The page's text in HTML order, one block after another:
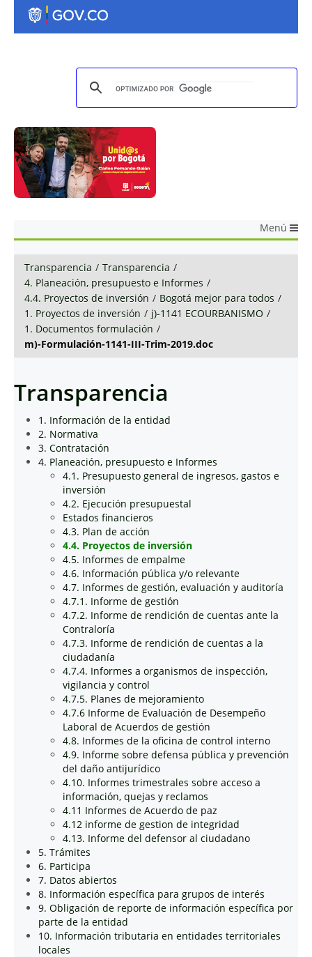
Menú
Transparencia / Transparencia /
4. Planeación, presupuesto e Informes /
4.4. Proyectos de inversión / Bogotá mejor para todos /
1. Proyectos de inversión / j)-1141 ECOURBANISMO /
1. Documentos formulación /
m)-Formulación-1141-III-Trim-2019.doc
Transparencia
1. Información de la entidad
2. Normativa
3. Contratación
4. Planeación, presupuesto e Informes
4.1. Presupuesto general de ingresos, gastos e
inversión
4.2. Ejecución presupuestal
Estados financieros
4.3. Plan de acción
4.4. Proyectos de inversión
4.5. Informes de empalme
4.6. Información pública y/o relevante
4.7. Informes de gestión, evaluación y auditoría
4.7.1. Informe de gestión
4.7.2. Informe de rendición de cuentas ante la
Contraloría
4.7.3. Informe de rendición de cuentas a la
ciudadanía
4.7.4. Informes a organismos de inspección,
vigilancia y control
4.7.5. Planes de mejoramiento
4.7.6 Informe de Evaluación de Desempeño
Laboral de Acuerdos de gestión
4.8. Informes de la oficina de control interno
4.9. Informe sobre defensa pública y prevención
del daño antijurídico
4.10. Informes trimestrales sobre acceso a
información, quejas y reclamos
4.11 Informes de Acuerdo de paz
4.12 informe de gestion de integridad
4.13. Informe del defensor al ciudadano
5. Trámites
6. Participa
7. Datos abiertos
8. Información específica para grupos de interés
9. Obligación de reporte de información específica por
parte de la entidad
10. Información tributaria en entidades territoriales
locales